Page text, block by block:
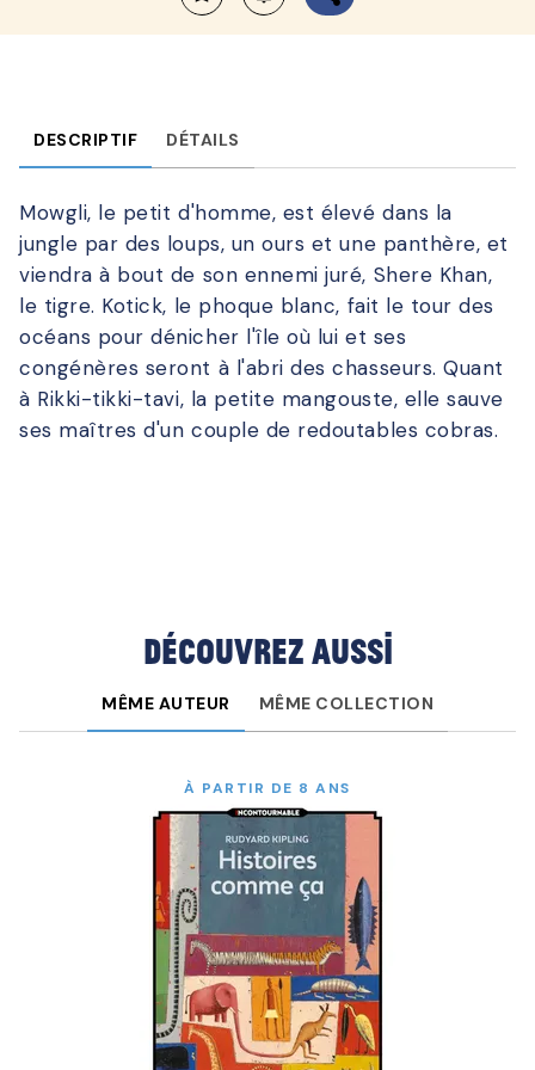
DESCRIPTIF DÉTAILS
Mowgli, le petit d'homme, est élevé dans la
jungle par des loups, un ours et une panthère, et
viendra à bout de son ennemi juré, Shere Khan,
le tigre. Kotick, le phoque blanc, fait le tour des
océans pour dénicher l'île où lui et ses
congénères seront à l'abri des chasseurs. Quant
à Rikki-tikki-tavi, la petite mangouste, elle sauve
ses maîtres d'un couple de redoutables cobras.
Découvrez aussi
MÊME AUTEUR MÊME COLLECTION
À PARTIR DE 8 ANS